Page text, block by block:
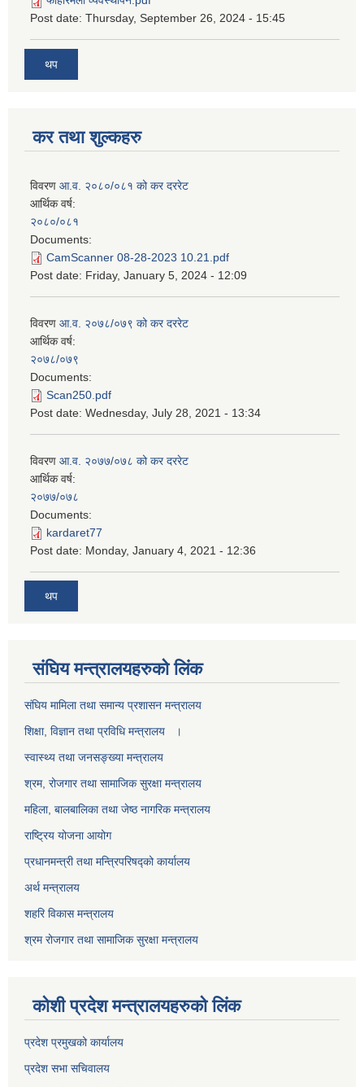
Post date: Thursday, September 26, 2024 - 15:45
थप
कर तथा शुल्कहरु
विवरण आ.व. २०८०/०८१ को कर दररेट
आर्थिक वर्ष:
२०८०/०८१
Documents:
CamScanner 08-28-2023 10.21.pdf
Post date: Friday, January 5, 2024 - 12:09
विवरण आ.व. २०७८/०७९ को कर दररेट
आर्थिक वर्ष:
२०७८/०७९
Documents:
Scan250.pdf
Post date: Wednesday, July 28, 2021 - 13:34
विवरण आ.व. २०७७/०७८ को कर दररेट
आर्थिक वर्ष:
२०७७/०७८
Documents:
kardaret77
Post date: Monday, January 4, 2021 - 12:36
थप
स‌ंघिय मन्त्रालयहरुको लिंक
स‌ंघिय मामिला तथा समान्य प्रशासन मन्त्रालय
शिक्षा, विज्ञान तथा प्रविधि मन्त्रालय ।
स्वास्थ्य तथा जनसङ्ख्या मन्त्रालय
श्रम, रोजगार तथा सामाजिक सुरक्षा मन्त्रालय
महिला, बालबालिका तथा जेष्ठ नागरिक मन्त्रालय
राष्ट्रिय योजना आयोग
प्रधानमन्त्री तथा मन्त्रिपरिषद्को कार्यालय
अर्थ मन्त्रालय
शहरि विकास मन्त्रालय
श्रम रोजगार तथा सामाजिक सुरक्षा मन्त्रालय
कोशी प्रदेश मन्त्रालयहरुको लिंक
प्रदेश प्रमुखको कार्यालय
प्रदेश सभा सचिवालय